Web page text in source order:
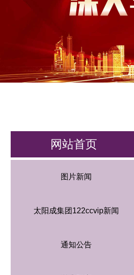
网站首页
图片新闻
太阳成集团122ccvip新闻
通知公告